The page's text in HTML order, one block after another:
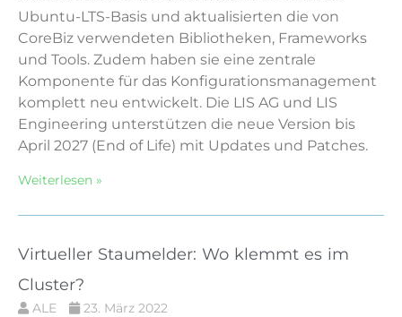
Ubuntu-LTS-Basis und aktualisierten die von
CoreBiz verwendeten Bibliotheken, Frameworks
und Tools. Zudem haben sie eine zentrale
Komponente für das Konfigurationsmanagement
komplett neu entwickelt. Die LIS AG und LIS
Engineering unterstützen die neue Version bis
April 2027 (End of Life) mit Updates und Patches.
Weiterlesen »
Virtueller Staumelder: Wo klemmt es im
Cluster?
ALE 23. März 2022